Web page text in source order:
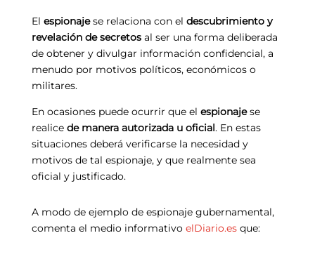
El espionajese relaciona con el descubrimiento y
revelación de secretosal ser una forma deliberada
de obtener y divulgar información confidencial, a
menudo por motivos políticos, económicos o
militares.
En ocasiones puede ocurrir que el espionajese
realice de manera autorizada u oficial. En estas
situaciones deberá verificarse la necesidad y
motivos de tal espionaje, y que realmente sea
oficial y justificado.
A modo de ejemplo de espionaje gubernamental,
comenta el medio informativo elDiario.esque: